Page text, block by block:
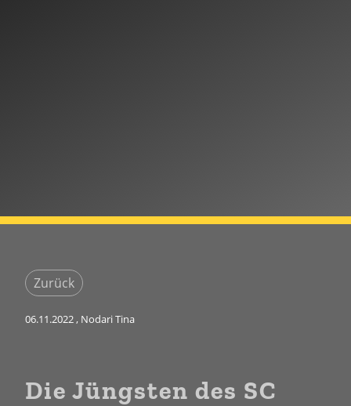
Zurück
06.11.2022 , Nodari Tina
Die Jüngsten des SC